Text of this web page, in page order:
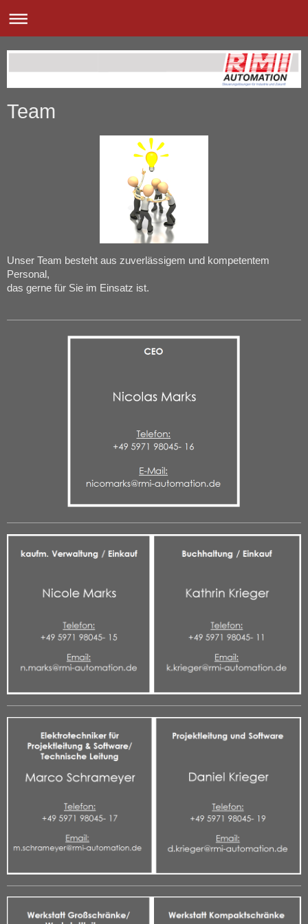
Team
Unser Team besteht aus zuverlässigem und kompetentem
Personal,
das gerne für Sie im Einsatz ist.